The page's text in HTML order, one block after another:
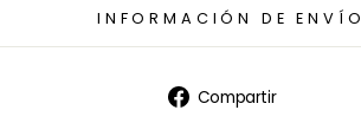
INFORMACIÓN DE ENVÍO
Compartir